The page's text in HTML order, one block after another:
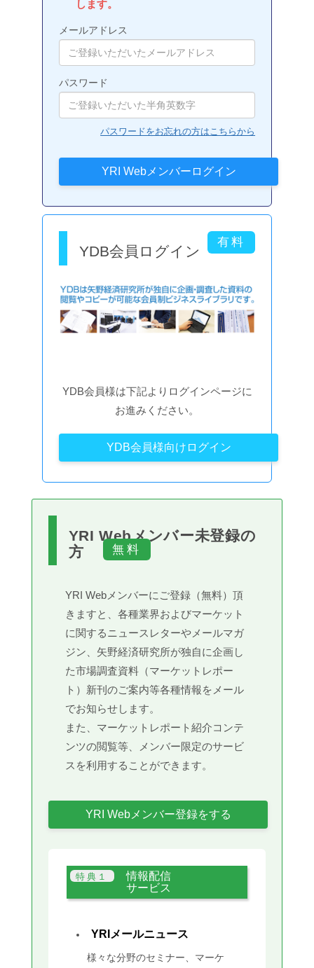
します。
メールアドレス
パスワード
パスワードをお忘れの方はこちらから
YDB会員ログイン
YDB会員様は下記よりログインページに
お進みください。
YDB会員様向けログイン
YRI Webメンバー未登録の
方
YRI Webメンバーにご登録（無料）頂
きますと、各種業界およびマーケット
に関するニュースレターやメールマガ
ジン、矢野経済研究所が独自に企画し
た市場調査資料（マーケットレポー
ト）新刊のご案内等各種情報をメール
でお知らせします。
また、マーケットレポート紹介コンテ
ンツの閲覧等、メンバー限定のサービ
スを利用することができます。
YRI Webメンバー登録をする
情報配信
サービス
YRIメールニュース
様々な分野のセミナー、マーケ